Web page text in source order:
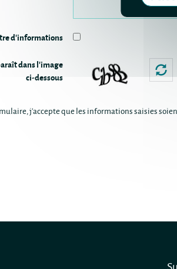
d'informations
dans l'image
ci-dessous
j'accepte que les informations saisies